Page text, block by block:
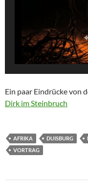
Ein paar Eindrücke von
Dirk im Steinbruch
AFRIKA DUISBURG
VORTRAG